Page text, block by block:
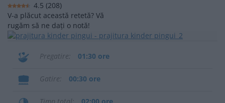
4.5 (208)
V-a plăcut această retetă? Vă
rugăm să ne dați o notă!
Pregatire 01:30 ore
Gatire 00:30 ore